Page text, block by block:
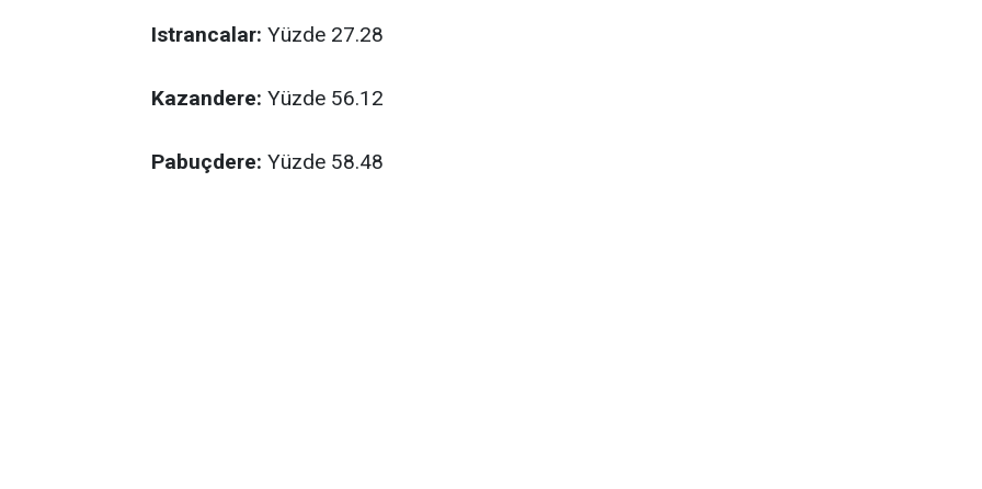
Istrancalar: Yüzde 27.28
Kazandere: Yüzde 56.12
Pabuçdere: Yüzde 58.48